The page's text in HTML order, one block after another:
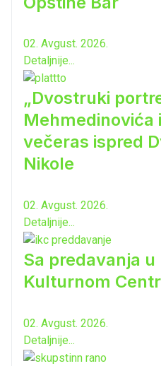
02. Avgust. 2026.
Detaljnije...
„Dvostruki
Mehmedinovića
večeras ispred
Nikole
02. Avgust. 2026.
Detaljnije...
Sa predavanja
Kulturnom
02. Avgust. 2026.
Detaljnije...